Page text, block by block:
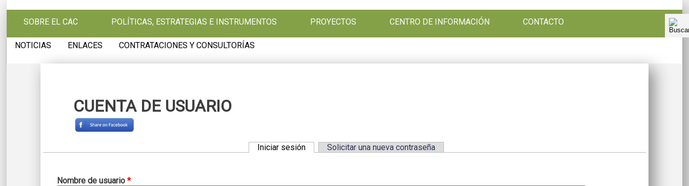
SOBRE EL CAC
POLÍTICAS, ESTRATEGIAS E INSTRUMENTOS PROYECTOS CENTRO DE INFORMACIÓN CONTACTO
NOTICIAS ENLACES CONTRATACIONES Y CONSULTORÍAS
CUENTA DE USUARIO
Iniciar sesión (solapa activa)
Solicitar una nueva contraseña
Nombre de usuario*